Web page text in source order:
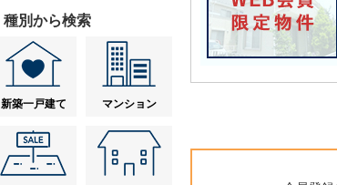
種別から検索
新築一戸建て マンション